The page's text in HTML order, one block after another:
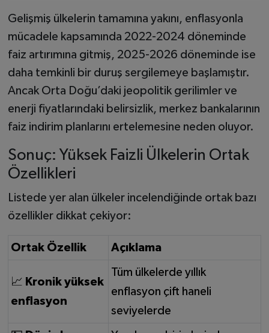
Gelişmiş ülkelerin tamamına yakını, enflasyonla
mücadele kapsamında 2022-2024 döneminde
faiz artırımına gitmiş, 2025-2026 döneminde ise
daha temkinli bir duruş sergilemeye başlamıştır.
Ancak Orta Doğu’daki jeopolitik gerilimler ve
enerji fiyatlarındaki belirsizlik, merkez bankalarının
faiz indirim planlarını ertelemesine neden oluyor.
Sonuç: Yüksek Faizli Ülkelerin Ortak
Özellikleri
Listede yer alan ülkeler incelendiğinde ortak bazı
özellikler dikkat çekiyor:
Ortak Özellik Açıklama
📈 Kronik yüksek
enflasyon
Tüm ülkelerde yıllık
enflasyon çift haneli
seviyelerde